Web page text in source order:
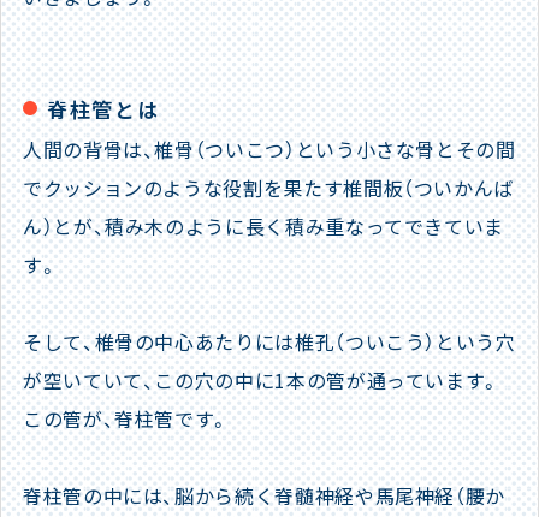
脊柱管とは
人間の背骨は、椎骨（ついこつ）という小さな骨とその間
でクッションのような役割を果たす椎間板（ついかんば
ん）とが、積み木のように長く積み重なってできていま
す。
そして、椎骨の中心あたりには椎孔（ついこう）という穴
が空いていて、この穴の中に1本の管が通っています。
この管が、脊柱管です。
脊柱管の中には、脳から続く脊髄神経や馬尾神経（腰か